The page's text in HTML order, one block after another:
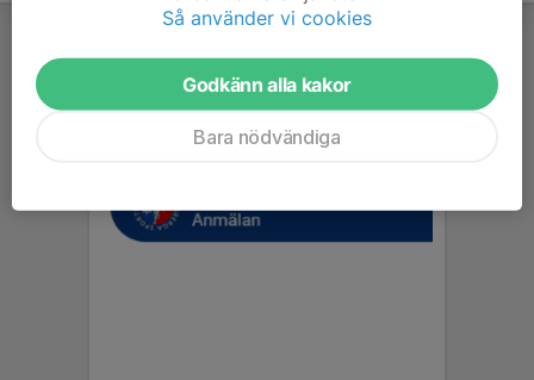
Så använder vi cookies
Godkänn alla kakor
Bara nödvändiga